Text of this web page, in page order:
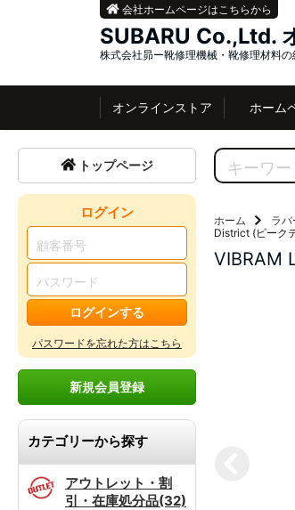
SUBARU Co.,Ltd.
株式会社昴ー靴修理機械・靴修理材料
会社ホームページはこちらから
オンラインストア ホーム
トップページ
ログイン
ログインする
パスワードを忘れた方はこちら
新規会員登録
カテゴリーから探す
アウトレット・割
引・在庫処分品(32)
ホーム ラ
District (ピーク
VIBRAM